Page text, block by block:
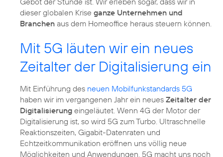
dieser globalen Krise ganze Unternehmen und
Branchen aus dem Homeoffice heraus steuern können.
Mit 5G läuten wir ein neues
Zeitalter der Digitalisierung ein
Mit Einführung des neuen Mobilfunkstandards 5G
haben wir im vergangenen Jahr ein neues Zeitalter der
Digitalisierung eingeläutet. Wenn 4G der Motor der
Digitalisierung ist, so wird 5G zum Turbo. Ultraschnelle
Reaktionszeiten, Gigabit-Datenraten und
Echtzeitkommunikation eröffnen uns völlig neue
Möglichkeiten und Anwendungen. 5G macht uns noch